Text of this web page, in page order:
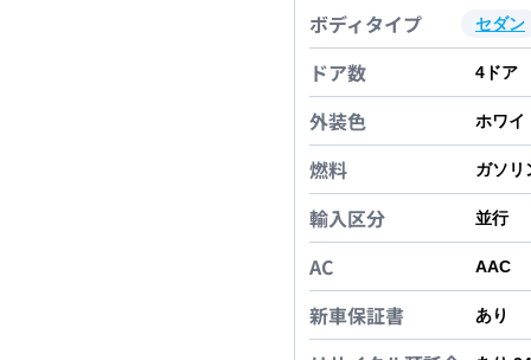
ボディタイプ セダン
ドア数 4 ドア
外装色 ホワイ
燃料 ガソリ
輸入区分 並行
AC AAC
新車保証書 あり